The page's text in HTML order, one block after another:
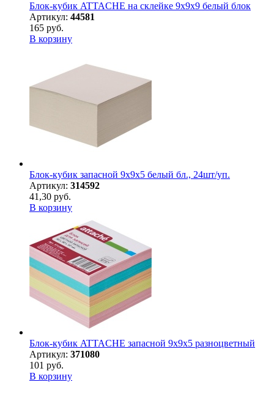
Блок-кубик ATTACHE на склейке 9х9х9 белый блок
Артикул: 44581
165 руб.
В корзину
Блок-кубик запасной 9х9х5 белый бл., 24шт/уп.
Артикул: 314592
41,30 руб.
В корзину
Блок-кубик ATTACHE запасной 9х9х5 разноцветный
Артикул: 371080
101 руб.
В корзину